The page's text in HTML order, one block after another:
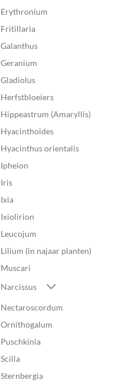
Erythronium
Fritillaria
Galanthus
Geranium
Gladiolus
Herfstbloeiers
Hippeastrum (Amaryllis)
Hyacinthoides
Hyacinthus orientalis
Ipheion
Iris
Ixia
Ixiolirion
Leucojum
Lilium (in najaar planten)
Muscari
Narcissus
Nectaroscordum
Ornithogalum
Puschkinia
Scilla
Sternbergia